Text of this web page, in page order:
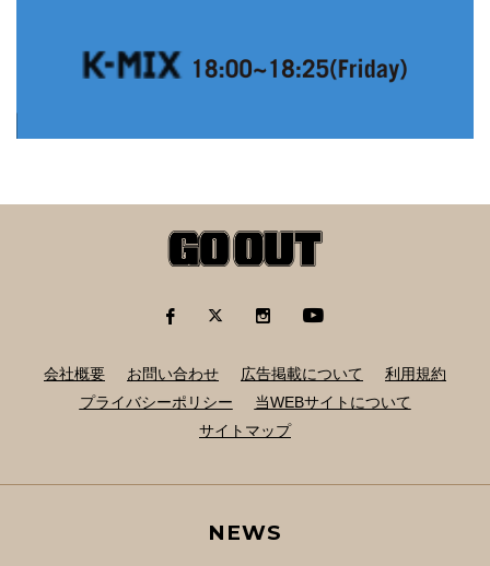
会社概要 お問い合わせ 広告掲載について
利用規約
プライバシーポリシー
当WEBサイトについて
サイトマップ
NEWS